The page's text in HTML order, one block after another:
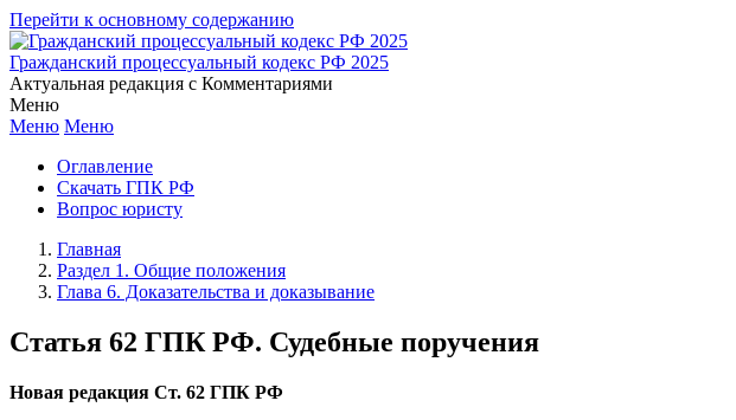
Перейти к основному содержанию
Гражданский процессуальный кодекс РФ 2025
Актуальная редакция с Комментариями
Меню
Меню Меню
Оглавление
Скачать ГПК РФ
Вопрос юристу
Главная
Раздел 1. Общие положения
Глава 6. Доказательства и доказывание
Статья 62 ГПК РФ. Судебные поручения
Новая редакция Ст. 62 ГПК РФ